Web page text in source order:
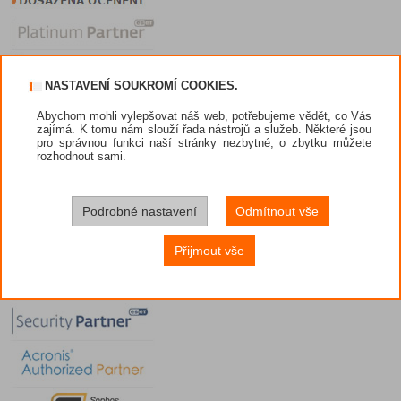
NASTAVENÍ SOUKROMÍ COOKIES.
Abychom mohli vylepšovat náš web, potřebujeme vědět, co Vás
zajímá. K tomu nám slouží řada nástrojů a služeb. Některé jsou
pro správnou funkci naší stránky nezbytné, o zbytku můžete
rozhodnout sami.
Podrobné nastavení Odmítnout vše
Přijmout vše